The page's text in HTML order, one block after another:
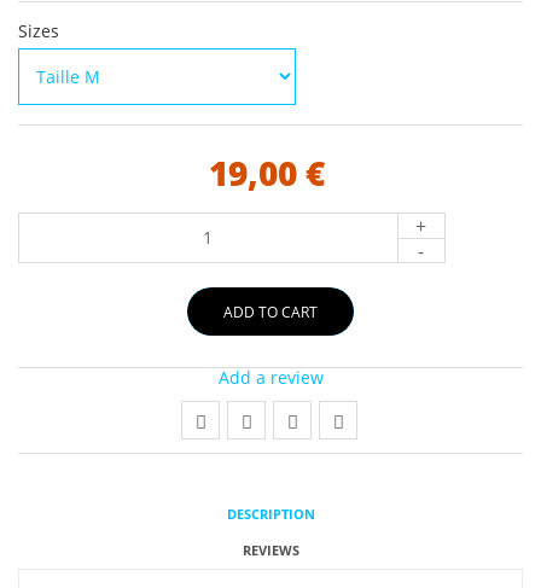
Sizes
19,00 €
+
-
ADD TO CART
Add a review
DESCRIPTION
REVIEWS